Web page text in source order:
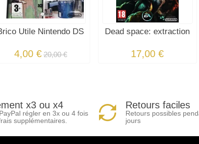
Utile Nintendo DS
4,00 € 20,00 €
Dead space: extraction
17,00 €
x3 ou x4
régler en 3x ou 4 fois
supplémentaires.
Retours faciles
Retours possibles
jours